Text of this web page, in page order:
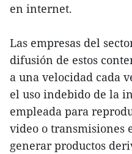
en internet.
Las empresas del
difusión de estos
a una velocidad cada
el uso indebido de la
empleada para
video o transmisiones
generar productos